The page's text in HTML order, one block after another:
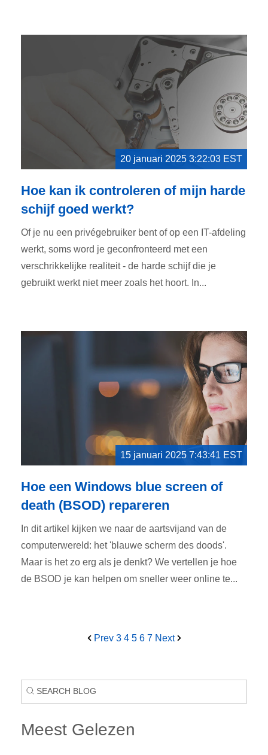
20 januari 2025 3:22:03 EST
Hoe kan ik controleren of mijn harde
schijf goed werkt?
Of je nu een privégebruiker bent of op een IT-afdeling
werkt, soms word je geconfronteerd met een
verschrikkelijke realiteit - de harde schijf die je
gebruikt werkt niet meer zoals het hoort. In...
15 januari 2025 7:43:41 EST
Hoe een Windows blue screen of
death (BSOD) repareren
In dit artikel kijken we naar de aartsvijand van de
computerwereld: het 'blauwe scherm des doods'.
Maar is het zo erg als je denkt? We vertellen je hoe
de BSOD je kan helpen om sneller weer online te...
Prev 3 4 5 6 7 Next
Meest Gelezen